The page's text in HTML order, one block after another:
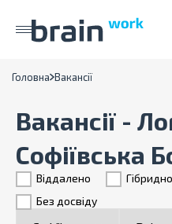
Головна Вакансії
Вакансії -
Софіївська
Віддалено
Гiбридно
Без досвіду